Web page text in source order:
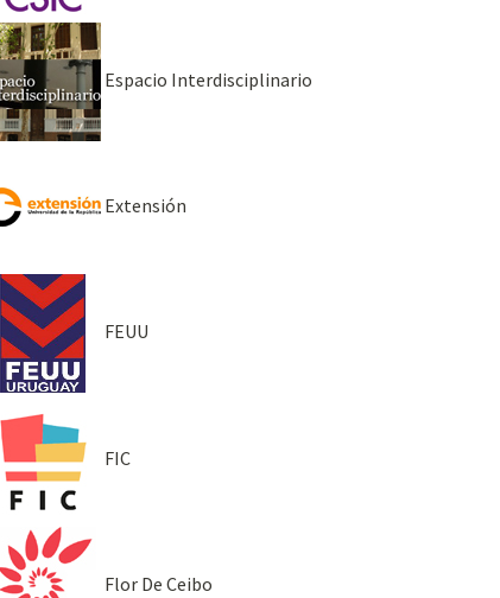
Espacio Interdisciplinario
Extensión
FEUU
FIC
Flor De Ceibo